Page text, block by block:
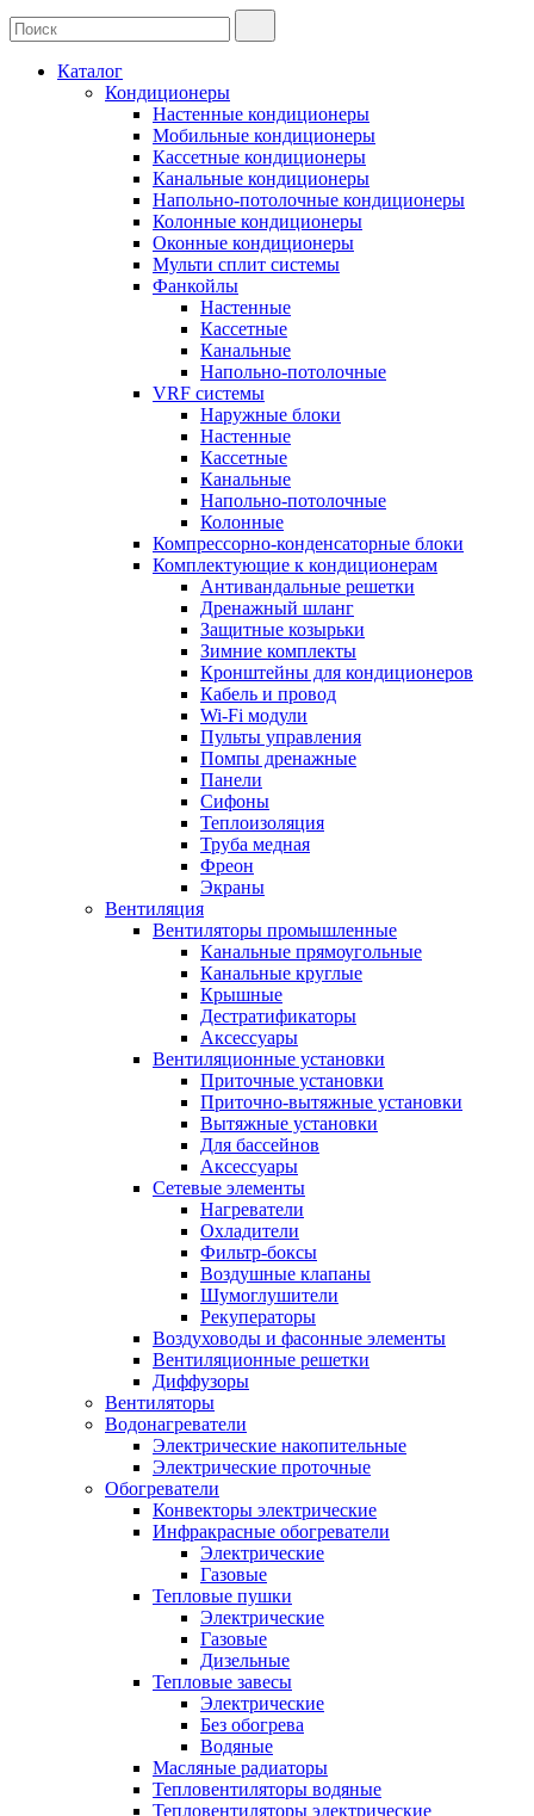
Каталог
Кондиционеры
Настенные кондиционеры
Мобильные кондиционеры
Кассетные кондиционеры
Канальные кондиционеры
Напольно-потолочные кондиционеры
Колонные кондиционеры
Оконные кондиционеры
Мульти сплит системы
Фанкойлы
Настенные
Кассетные
Канальные
Напольно-потолочные
VRF системы
Наружные блоки
Настенные
Кассетные
Канальные
Напольно-потолочные
Колонные
Компрессорно-конденсаторные блоки
Комплектующие к кондиционерам
Антивандальные решетки
Дренажный шланг
Защитные козырьки
Зимние комплекты
Кронштейны для кондиционеров
Кабель и провод
Wi-Fi модули
Пульты управления
Помпы дренажные
Панели
Сифоны
Теплоизоляция
Труба медная
Фреон
Экраны
Вентиляция
Вентиляторы промышленные
Канальные прямоугольные
Канальные круглые
Крышные
Дестратификаторы
Аксессуары
Вентиляционные установки
Приточные установки
Приточно-вытяжные установки
Вытяжные установки
Для бассейнов
Аксессуары
Сетевые элементы
Нагреватели
Охладители
Фильтр-боксы
Воздушные клапаны
Шумоглушители
Рекуператоры
Воздуховоды и фасонные элементы
Вентиляционные решетки
Диффузоры
Вентиляторы
Водонагреватели
Электрические накопительные
Электрические проточные
Обогреватели
Конвекторы электрические
Инфракрасные обогреватели
Электрические
Газовые
Тепловые пушки
Электрические
Газовые
Дизельные
Тепловые завесы
Электрические
Без обогрева
Водяные
Масляные радиаторы
Тепловентиляторы водяные
Тепловентиляторы электрические